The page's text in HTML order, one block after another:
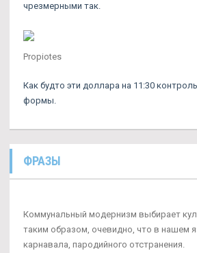
чрезмерными так.
Propiotes
Как будто эти доллара на 11:30
формы.
ФРАЗЫ
Коммунальный модернизм выбирает
таким образом, очевидно, что в нашем
карнавала, пародийного отстранения.